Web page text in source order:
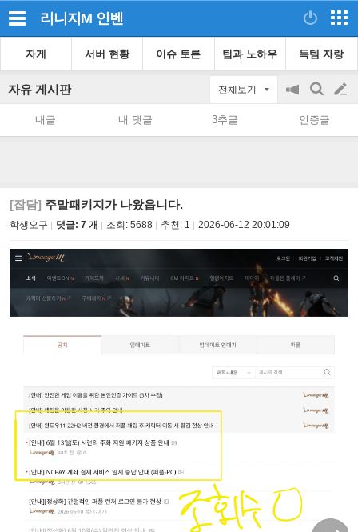
리니지M 인벤
자게 서버 현황 이슈 토론 팁과 노하우 득템 자랑
자유 게시판 전체보기
공
on/off
검
색
글
쓰
내글 내 댓글 3추글 인증글
[잡담] 주말패키지가 나왔읍니다.
학생오구 댓글: 7 개 조회: 5688 추천: 1 2026-06-12 20:01:09